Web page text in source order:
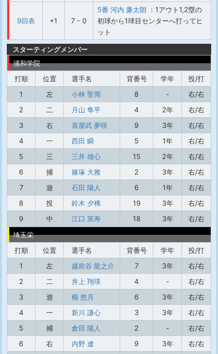
9回表 +1 7 - 0
5番 河内 廉太朗 ：1アウト1,2塁の
初球から1球目センターへ打ってヒ
ット
スターティングメンバー
浦和学院
打順
位置 選手名 背番号 学年
投/打
1
左 小林 聖周 8 -
右/右
2
二 月山 隼平 4 2年
右/右
3
右 喜屋武 夢咲 9 3年
右/右
4
一 西田 瞬 5 1年
右/右
5
三 三井 雄心 15 2年
右/右
6
捕 篠塚 大雅 2 3年
右/右
7
遊 石田 陽人 6 1年
右/右
8
投 鈴木 夕稀 19 3年
右/右
9
中 江口 英寿 18 3年
右/右
埼玉栄
打順
位置 選手名 背番号 学年
投/打
1
左 越前谷 龍之介 7 3年
右/右
2
二 井上 翔瑛 4 -
右/右
3
遊 楯 悠月 6 3年
右/右
4
一 新川 謙心 3 3年
右/右
5
捕 倉田 陽人 2 -
右/右
6
右 内野 遼 9 3年
右/右